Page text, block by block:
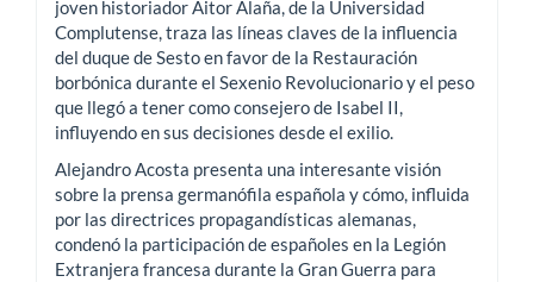
joven historiador Aitor Alaña, de la Universidad
Complutense, traza las líneas claves de la influencia
del duque de Sesto en favor de la Restauración
borbónica durante el Sexenio Revolucionario y el peso
que llegó a tener como consejero de Isabel II,
influyendo en sus decisiones desde el exilio.
Alejandro Acosta presenta una interesante visión
sobre la prensa germanófila española y cómo, influida
por las directrices propagandísticas alemanas,
condenó la participación de españoles en la Legión
Extranjera francesa durante la Gran Guerra para